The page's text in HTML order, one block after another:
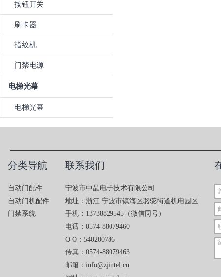
按钮开关
刷卡器
指纹机
门禁电源
电梯光幕
电梯光幕
分类导航
自动门配件
自动门机配件
门禁系统
联系我们
宁波市中晶电子技术有限公司
地址：浙江 宁波市镇海区骆驼街道机电园区
手机：13738829545（微信同号）
电话：0574-88079460
Q Q：540200786
传真：0574-88079463
邮箱：info@zjintel.cn